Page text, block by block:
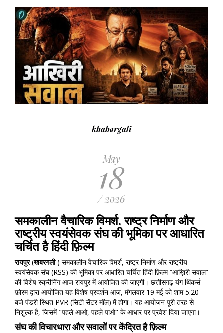
khabargali
May
18
/ 2026
समकालीन वैचारिक विमर्श, राष्ट्र निर्माण और
राष्ट्रीय स्वयंसेवक संघ की भूमिका पर आधारित
चर्चित है हिंदी फ़िल्म
रायपुर(खबरगली) समकालीन वैचारिक विमर्श, राष्ट्र निर्माण और राष्ट्रीय
स्वयंसेवक संघ (RSS) की भूमिका पर आधारित चर्चित हिंदी फ़िल्म “आख़िरी सवाल”
की विशेष स्क्रीनिंग आज रायपुर में आयोजित की जाएगी। छत्तीसगढ़ यंग थिंकर्स
फ़ोरम द्वारा आयोजित यह विशेष प्रदर्शन आज, मंगलवार 19 मई को शाम 5:20
बजे पंडरी स्थित PVR (सिटी सेंटर मॉल) में होगा। यह आयोजन पूरी तरह से
निशुल्क है, जिसमें "पहले आओ, पहले पाओ" के आधार पर प्रवेश दिया जाएगा।
संघ की विचारधारा और सवालों पर केंद्रित है फ़िल्म